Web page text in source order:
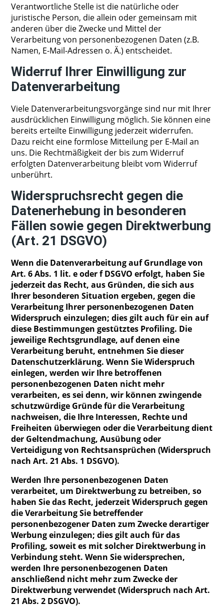
Verantwortliche Stelle ist die natürliche oder
juristische Person, die allein oder gemeinsam mit
anderen über die Zwecke und Mittel der
Verarbeitung von personenbezogenen Daten (z.B.
Namen, E-Mail-Adressen o. Ä.) entscheidet.
Widerruf Ihrer Einwilligung zur
Datenverarbeitung
Viele Datenverarbeitungsvorgänge sind nur mit Ihrer
ausdrücklichen Einwilligung möglich. Sie können eine
bereits erteilte Einwilligung jederzeit widerrufen.
Dazu reicht eine formlose Mitteilung per E-Mail an
uns. Die Rechtmäßigkeit der bis zum Widerruf
erfolgten Datenverarbeitung bleibt vom Widerruf
unberührt.
Widerspruchsrecht gegen die
Datenerhebung in besonderen
Fällen sowie gegen Direktwerbung
(Art. 21 DSGVO)
Wenn die Datenverarbeitung auf Grundlage von
Art. 6 Abs. 1 lit. e oder f DSGVO erfolgt, haben Sie
jederzeit das Recht, aus Gründen, die sich aus
Ihrer besonderen Situation ergeben, gegen die
Verarbeitung Ihrer personenbezogenen Daten
Widerspruch einzulegen; dies gilt auch für ein auf
diese Bestimmungen gestütztes Profiling. Die
jeweilige Rechtsgrundlage, auf denen eine
Verarbeitung beruht, entnehmen Sie dieser
Datenschutzerklärung. Wenn Sie Widerspruch
einlegen, werden wir Ihre betroffenen
personenbezogenen Daten nicht mehr
verarbeiten, es sei denn, wir können zwingende
schutzwürdige Gründe für die Verarbeitung
nachweisen, die Ihre Interessen, Rechte und
Freiheiten überwiegen oder die Verarbeitung dient
der Geltendmachung, Ausübung oder
Verteidigung von Rechtsansprüchen (Widerspruch
nach Art. 21 Abs. 1 DSGVO).
Werden Ihre personenbezogenen Daten
verarbeitet, um Direktwerbung zu betreiben, so
haben Sie das Recht, jederzeit Widerspruch gegen
die Verarbeitung Sie betreffender
personenbezogener Daten zum Zwecke derartiger
Werbung einzulegen; dies gilt auch für das
Profiling, soweit es mit solcher Direktwerbung in
Verbindung steht. Wenn Sie widersprechen,
werden Ihre personenbezogenen Daten
anschließend nicht mehr zum Zwecke der
Direktwerbung verwendet (Widerspruch nach Art.
21 Abs. 2 DSGVO).